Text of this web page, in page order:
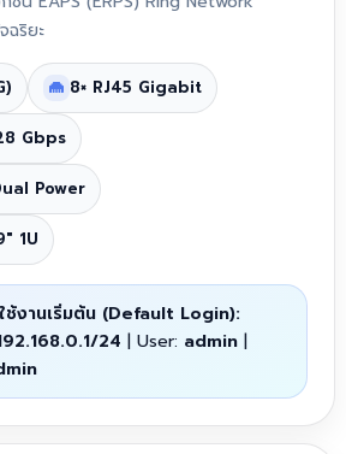
ริยะ
8× RJ45 Gigabit
Gbps
Power
1U
ช้งานเริ่มต้น (Default Login):
24 | User: admin|